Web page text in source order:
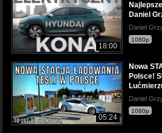
18:00
Daniel
Daniel
1080p
05:24
Nowa
Polsce!
Daniel
1080p